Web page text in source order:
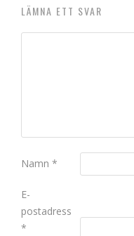
LÄMNA ETT SVAR
Namn *
E-
postadress
*